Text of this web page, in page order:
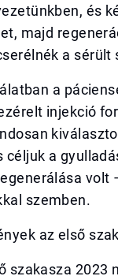
és
majd
a sérült
a
injekció
céljuk a
szemben.
az első
szakasza 2023